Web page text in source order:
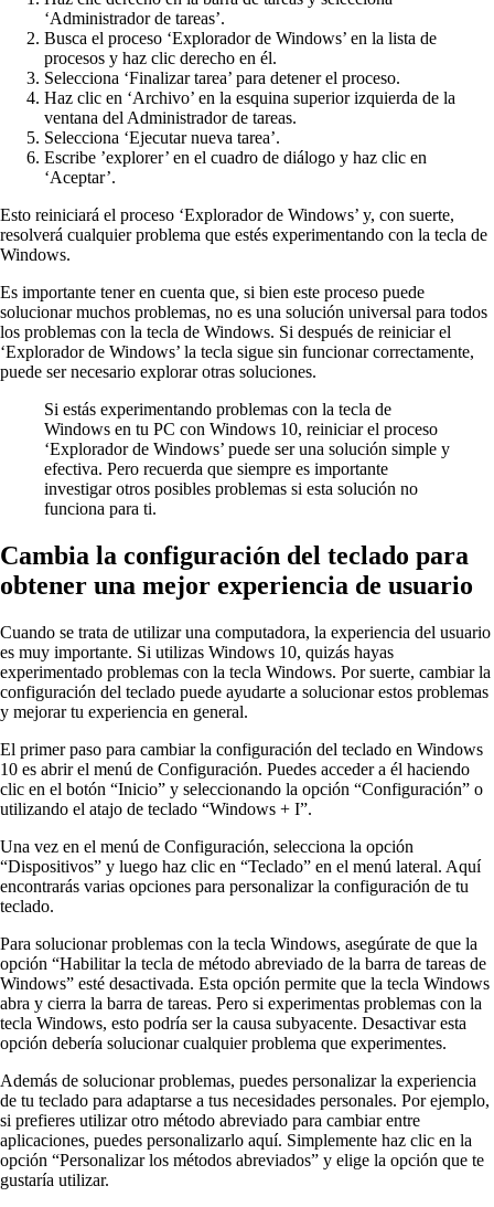
‘Administrador de tareas’.
Busca el proceso ‘Explorador de Windows’ en la lista de
procesos y haz clic derecho en él.
Selecciona ‘Finalizar tarea’ para detener el proceso.
Haz clic en ‘Archivo’ en la esquina superior izquierda de la
ventana del Administrador de tareas.
Selecciona ‘Ejecutar nueva tarea’.
Escribe ’explorer’ en el cuadro de diálogo y haz clic en
‘Aceptar’.
Esto reiniciará el proceso ‘Explorador de Windows’ y, con suerte,
resolverá cualquier problema que estés experimentando con la tecla de
Windows.
Es importante tener en cuenta que, si bien este proceso puede
solucionar muchos problemas, no es una solución universal para todos
los problemas con la tecla de Windows. Si después de reiniciar el
‘Explorador de Windows’ la tecla sigue sin funcionar correctamente,
puede ser necesario explorar otras soluciones.
Si estás experimentando problemas con la tecla de
Windows en tu PC con Windows 10, reiniciar el proceso
‘Explorador de Windows’ puede ser una solución simple y
efectiva. Pero recuerda que siempre es importante
investigar otros posibles problemas si esta solución no
funciona para ti.
Cambia la configuración del teclado para
obtener una mejor experiencia de usuario
Cuando se trata de utilizar una computadora, la experiencia del usuario
es muy importante. Si utilizas Windows 10, quizás hayas
experimentado problemas con la tecla Windows. Por suerte, cambiar la
configuración del teclado puede ayudarte a solucionar estos problemas
y mejorar tu experiencia en general.
El primer paso para cambiar la configuración del teclado en Windows
10 es abrir el menú de Configuración. Puedes acceder a él haciendo
clic en el botón “Inicio” y seleccionando la opción “Configuración” o
utilizando el atajo de teclado “Windows + I”.
Una vez en el menú de Configuración, selecciona la opción
“Dispositivos” y luego haz clic en “Teclado” en el menú lateral. Aquí
encontrarás varias opciones para personalizar la configuración de tu
teclado.
Para solucionar problemas con la tecla Windows, asegúrate de que la
opción “Habilitar la tecla de método abreviado de la barra de tareas de
Windows” esté desactivada. Esta opción permite que la tecla Windows
abra y cierra la barra de tareas. Pero si experimentas problemas con la
tecla Windows, esto podría ser la causa subyacente. Desactivar esta
opción debería solucionar cualquier problema que experimentes.
Además de solucionar problemas, puedes personalizar la experiencia
de tu teclado para adaptarse a tus necesidades personales. Por ejemplo,
si prefieres utilizar otro método abreviado para cambiar entre
aplicaciones, puedes personalizarlo aquí. Simplemente haz clic en la
opción “Personalizar los métodos abreviados” y elige la opción que te
gustaría utilizar.